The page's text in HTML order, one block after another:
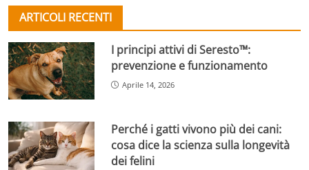
ARTICOLI RECENTI
I principi attivi di Seresto™:
prevenzione e funzionamento
Aprile 14, 2026
Perché i gatti vivono più dei cani:
cosa dice la scienza sulla longevità
dei felini